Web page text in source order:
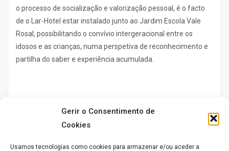
Gerir o Consentimento de
Cookies
Usamos tecnologias como cookies para armazenar e/ou aceder a
o processo de socialização e valorização pessoal, é o facto
de o Lar-Hotel estar instalado junto ao Jardim Escola Vale
Rosal, possibilitando o convívio intergeracional entre os
idosos e as crianças, numa perspetiva de reconhecimento e
partilha do saber e experiência acumulada.